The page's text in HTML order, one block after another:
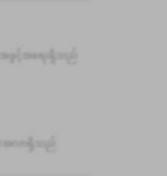
ခွင့်အရေးရှိသည်
းအလာရှိသည်